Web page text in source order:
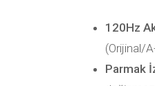
120Hz
(Orijinal/
Parmak